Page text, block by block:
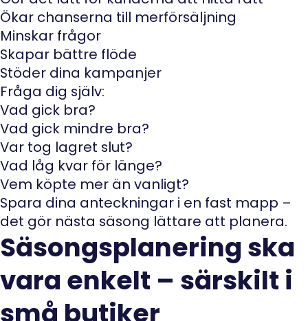
Ökar chanserna till merförsäljning
Minskar frågor
Skapar bättre flöde
Stöder dina kampanjer
Fråga dig själv:
Vad gick bra?
Vad gick mindre bra?
Var tog lagret slut?
Vad låg kvar för länge?
Vem köpte mer än vanligt?
Spara dina anteckningar i en fast mapp –
det gör nästa säsong lättare att planera.
Säsongsplanering ska
vara enkelt – särskilt i
små butiker